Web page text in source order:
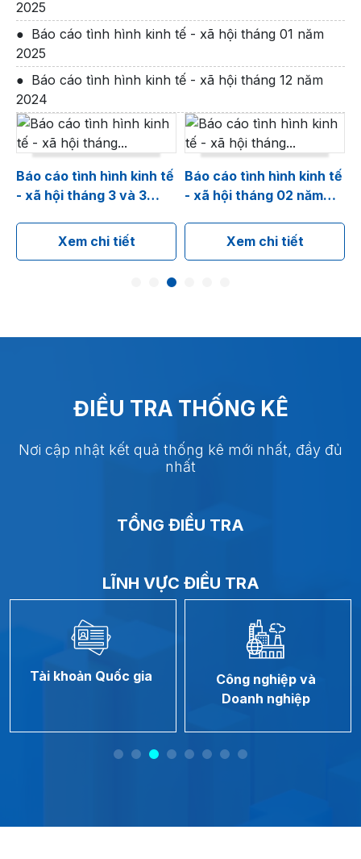
2025
Báo cáo tình hình kinh tế - xã hội tháng 01 năm
2025
Báo cáo tình hình kinh tế - xã hội tháng 12 năm
2024
Báo cáo tình hình kinh tế
- xã hội tháng 3 và 3
Xem chi tiết
Báo cáo tình hình kinh tế
- xã hội tháng 02 năm
Xem chi tiết
ĐIỀU TRA THỐNG KÊ
Nơi cập nhật kết quả thống kê mới nhất, đầy đủ
nhất
TỔNG ĐIỀU TRA
LĨNH VỰC ĐIỀU TRA
Tài khoản Quốc gia
Công nghiệp và
Doanh nghiệp